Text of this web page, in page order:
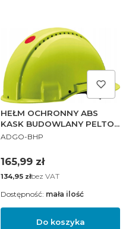
HEŁM OCHRONNY ABS
KASK BUDOWLANY PELTOR
SELEDYNOWY
PRODUCENT
ADGO-BHP
Cena
165,99 zł
Cena
134,95 złbez VAT
Do koszyka
Dostępność: mała ilość